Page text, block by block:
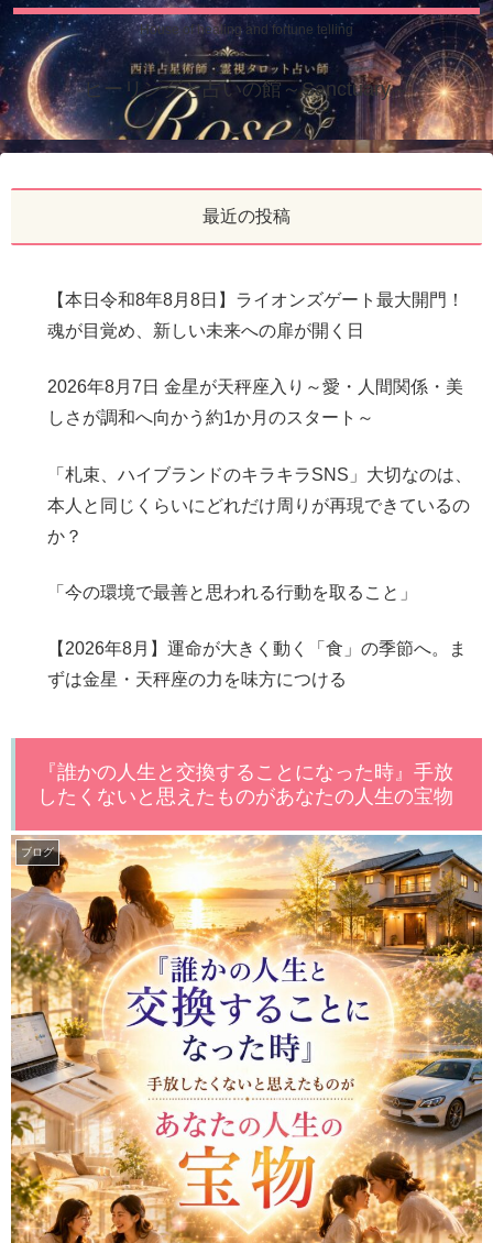
House of healing and fortune telling
ヒーリングと占いの館～Sanctuary～
最近の投稿
【本日令和8年8月8日】ライオンズゲート最大開門！
魂が目覚め、新しい未来への扉が開く日
2026年8月7日 金星が天秤座入り～愛・人間関係・美
しさが調和へ向かう約1か月のスタート～
「札束、ハイブランドのキラキラSNS」大切なのは、
本人と同じくらいにどれだけ周りが再現できているの
か？
「今の環境で最善と思われる行動を取ること」
【2026年8月】運命が大きく動く「食」の季節へ。ま
ずは金星・天秤座の力を味方につける
『誰かの人生と交換することになった時』手放
したくないと思えたものがあなたの人生の宝物
ブログ